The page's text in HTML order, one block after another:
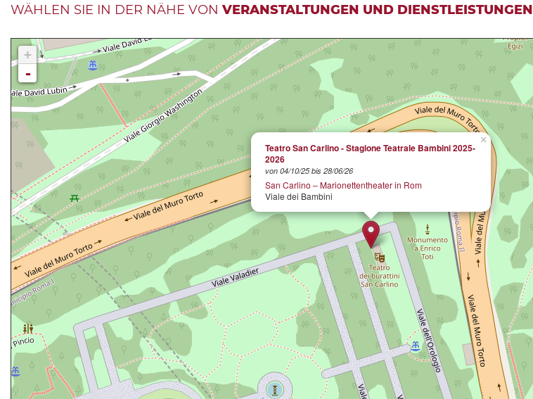
WÄHLEN SIE IN DER NÄHE VON VERANSTALTUNGEN UND DIENSTLEISTUNGEN
×
Teatro San Carlino - Stagione Teatrale Bambini 2025-
2026
von 04/10/25 bis 28/06/26
San Carlino – Marionettentheater in Rom
Viale dei Bambini
+
-